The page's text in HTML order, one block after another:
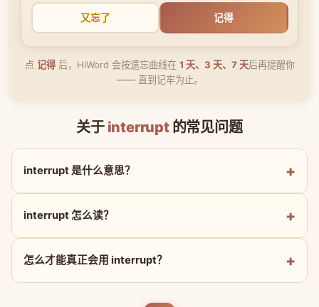
又忘了 记得
点 记得后，HiWord 会按遗忘曲线在 1 天、3 天、7 天后再提醒你
—— 直到记牢为止。
关于 interrupt的常见问题
interrupt 是什么意思？
interrupt 怎么读？
怎么才能真正会用 interrupt？